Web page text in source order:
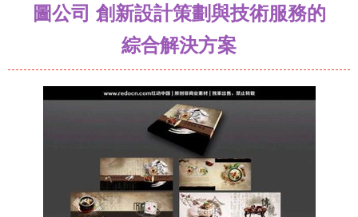
圖公司 創新設計策劃與技術服務的
綜合解決方案